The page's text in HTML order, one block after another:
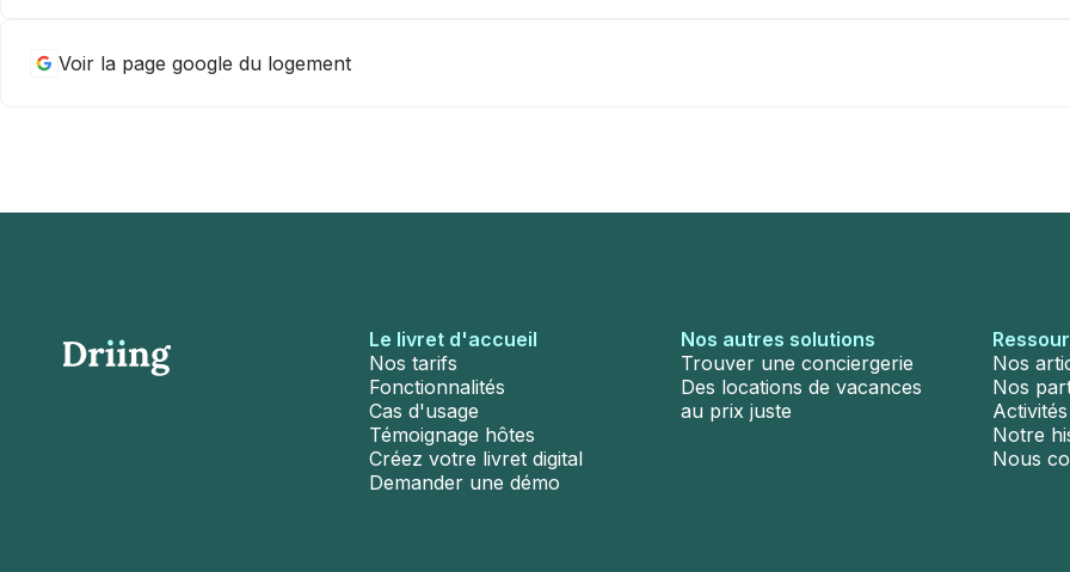
Voir la page google du logement
Le livret d'accueil
Nos tarifs
Fonctionnalités
Cas d'usage
Témoignage hôtes
Créez votre livret digital
Demander une démo
Nos autres solutions
Trouver une conciergerie
Des locations de vacances
au prix juste
Nos
Nos
Notre
Nous